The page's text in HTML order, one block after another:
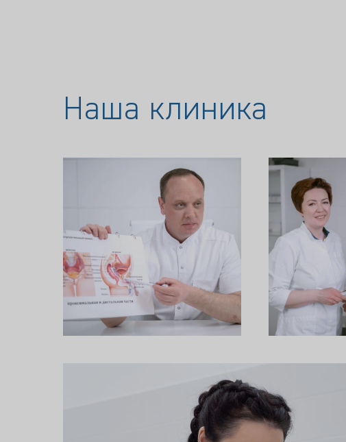
Наша клиника